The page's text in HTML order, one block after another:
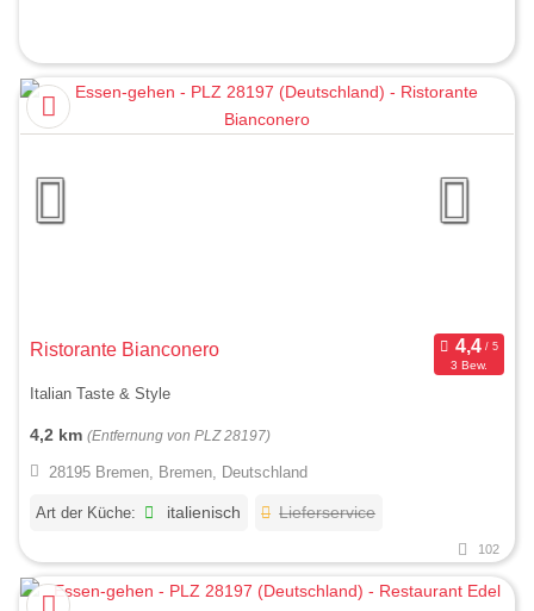
Ristorante Bianconero
3 Bew.
Italian Taste & Style
4,2 km (Entfernung von PLZ 28197)
28195 Bremen, Bremen, Deutschland
Art der Küche: italienisch Lieferservice
102